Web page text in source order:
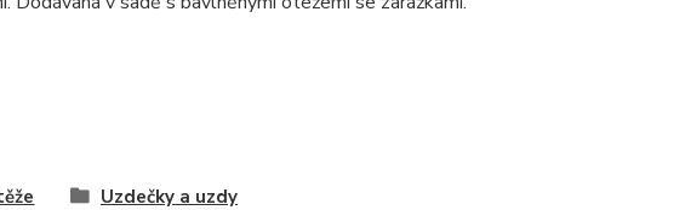
Uzdečky a uzdy